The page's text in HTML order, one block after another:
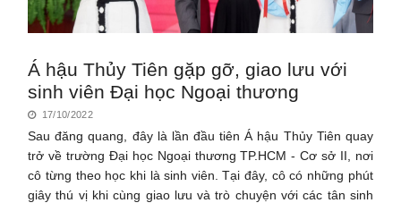
Á hậu Thủy Tiên gặp gỡ, giao lưu với
sinh viên Đại học Ngoại thương
17/10/2022
Sau đăng quang, đây là lần đầu tiên Á hậu Thủy Tiên quay
trở về trường Đại học Ngoại thương TP.HCM - Cơ sở II, nơi
cô từng theo học khi là sinh viên. Tại đây, cô có những phút
giây thú vị khi cùng giao lưu và trò chuyện với các tân sinh